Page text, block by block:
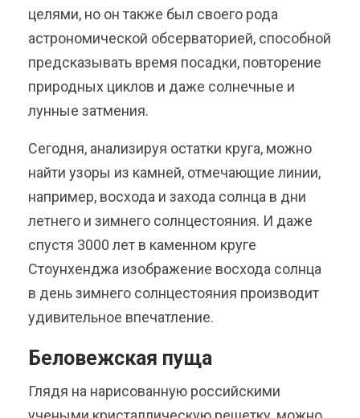
целями, но он также был своего рода
астрономической обсерваторией, способной
предсказывать время посадки, повторение
природных циклов и даже солнечные и
лунные затмения.
Сегодня, анализируя остатки круга, можно
найти узоры из камней, отмечающие линии,
например, восхода и захода солнца в дни
летнего и зимнего солнцестояния. И даже
спустя 3000 лет в каменном круге
Стоунхенджа изображение восхода солнца
в день зимнего солнцестояния производит
удивительное впечатление.
Беловежская пуща
Глядя на нарисованную российскими